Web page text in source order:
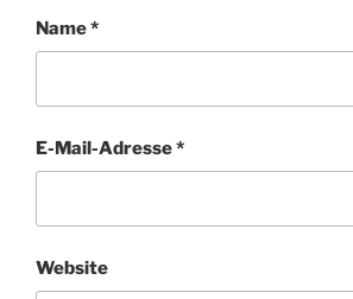
Name*
E-Mail-Adresse*
Website